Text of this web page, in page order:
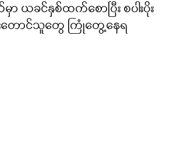
ာ ယခင်နှစ်ထက်စောပြီး စပါးပိုး
တောင်သူတွေ ကြုံတွေ့နေရ